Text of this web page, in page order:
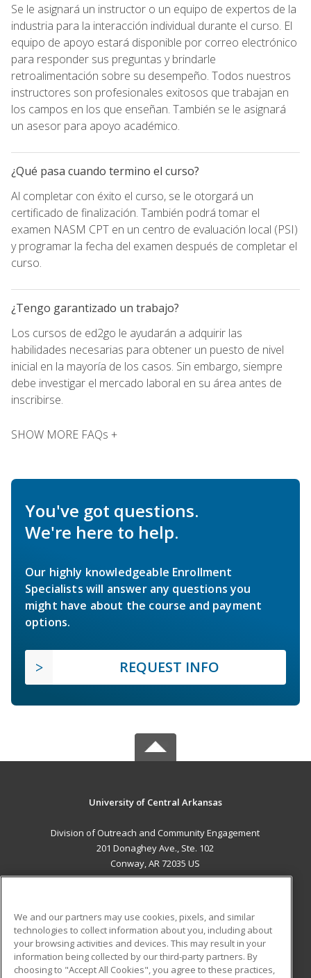
Se le asignará un instructor o un equipo de expertos de la
industria para la interacción individual durante el curso. El
equipo de apoyo estará disponible por correo electrónico
para responder sus preguntas y brindarle
retroalimentación sobre su desempeño. Todos nuestros
instructores son profesionales exitosos que trabajan en
los campos en los que enseñan. También se le asignará
un asesor para apoyo académico.
¿Qué pasa cuando termino el curso?
Al completar con éxito el curso, se le otorgará un
certificado de finalización. También podrá tomar el
examen NASM CPT en un centro de evaluación local (PSI)
y programar la fecha del examen después de completar el
curso.
¿Tengo garantizado un trabajo?
Los cursos de ed2go le ayudarán a adquirir las
habilidades necesarias para obtener un puesto de nivel
inicial en la mayoría de los casos. Sin embargo, siempre
debe investigar el mercado laboral en su área antes de
inscribirse.
SHOW MORE FAQs +
You've got questions.
We're here to help.
Our highly knowledgeable Enrollment
Specialists will answer any questions you
might have about the course and payment
options.
REQUEST INFO
University of Central Arkansas
Division of Outreach and Community Engagement
201 Donaghey Ave., Ste. 102
Conway, AR 72035 US
ADDITIONAL RESOURCES
Military
Financial Assistance
Student Blog
We and our partners may use cookies, pixels, and similar
technologies to collect information about you, including about
your browsing activities and devices. This may result in your
information being collected by our third-party partners. By
choosing to "Accept All Cookies", you agree to these practices,